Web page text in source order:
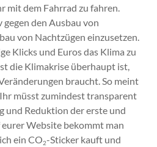
mit dem Fahrrad zu fahren.
gegen den Ausbau von
von Nachtzügen einzusetzen.
Klicks und Euros das Klima zu
die Klimakrise überhaupt ist,
braucht. So meint
müsst zumindest transparent
und Reduktion der erste und
Website bekommt man
ein CO2-Sticker kauft und